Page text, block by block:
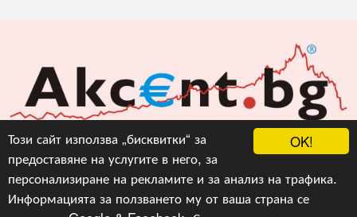
OK!
Този сайт използва „бисквитки“ за
предоставяне на услугите в него, за
персонализиране на рекламите и за анализ на трафика.
Информацията за ползването му от ваша страна се
Акцент БГ ЕООД
info@akcent.bg
Facebook